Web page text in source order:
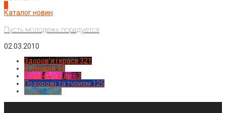
Каталог новин
Пусть молодежь порадуется
02.03.2010
Здоров'я і краса 321
Кулінарія 94
Новинки моди 63
Подорожі та туризм 125
Спорт1224